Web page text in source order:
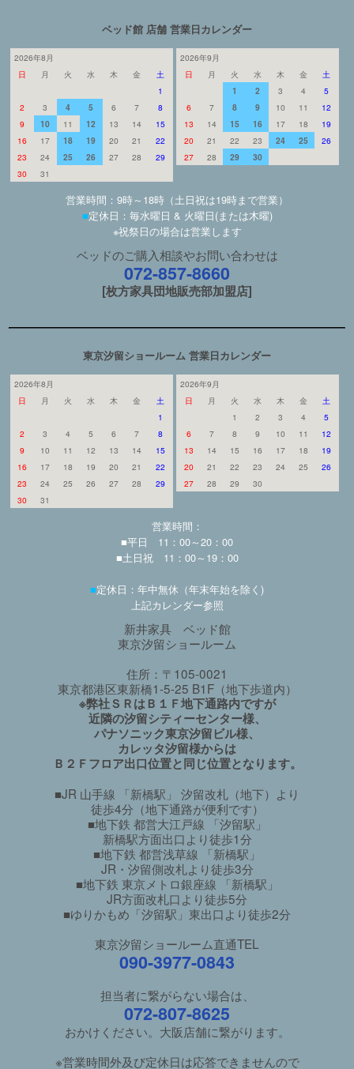
ベッド館 店舗 営業日カレンダー
2026年8月
日
月 火 水 木 金
土
1
2
3 4 5 6 7
8
9
10 11 12 13 14
15
16
17 18 19 20 21
22
23
24 25 26 27 28
29
30
31
2026年9月
日
月 火 水 木 金
土
1
2 3 4
5
6
7 8 9 10 11
12
13
14 15 16 17 18
19
20
21 22 23 24 25
26
27
28 29 30
営業時間：9時～18時（土日祝は19時まで営業）
■定休日：毎水曜日 & 火曜日(または木曜)
※祝祭日の場合は営業します
ベッドのご購入相談やお問い合わせは
072-857-8660
[枚方家具団地販売部加盟店]
東京汐留ショールーム 営業日カレンダー
2026年8月
日
月 火 水 木 金
土
1
2
3 4 5 6 7
8
9
10 11 12 13 14
15
16
17 18 19 20 21
22
23
24 25 26 27 28
29
30
31
2026年9月
日
月 火 水 木 金
土
1
2 3 4
5
6
7 8 9 10 11
12
13
14 15 16 17 18
19
20
21 22 23 24 25
26
27
28 29 30
営業時間：
■平日 11：00～20：00
■土日祝 11：00～19：00
■定休日：年中無休（年末年始を除く)
上記カレンダー参照
新井家具 ベッド館
東京汐留ショールーム
住所：〒105-0021
東京都港区東新橋1-5-25 B1F（地下歩道内）
※弊社ＳＲはＢ１Ｆ地下通路内ですが
近隣の汐留シティーセンター様、
パナソニック東京汐留ビル様、
カレッタ汐留様からは
Ｂ２Ｆフロア出口位置と同じ位置となります。
■JR 山手線 「新橋駅」 汐留改札（地下）より
徒歩4分（地下通路が便利です）
■地下鉄 都営大江戸線 「汐留駅」
新橋駅方面出口より徒歩1分
■地下鉄 都営浅草線 「新橋駅」
JR・汐留側改札より徒歩3分
■地下鉄 東京メトロ銀座線 「新橋駅」
JR方面改札口より徒歩5分
■ゆりかもめ「汐留駅」東出口より徒歩2分
東京汐留ショールーム直通TEL
090-3977-0843
担当者に繋がらない場合は、
072-807-8625
おかけください。大阪店舗に繋がります。
※営業時間外及び定休日は応答できませんので